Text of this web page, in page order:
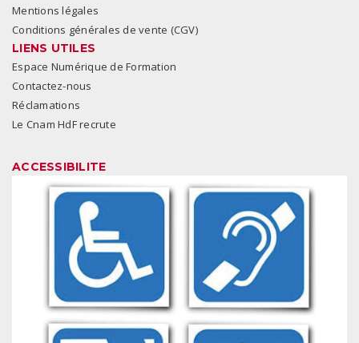
Mentions légales
Conditions générales de vente (CGV)
LIENS UTILES
Espace Numérique de Formation
Contactez-nous
Réclamations
Le Cnam HdF recrute
ACCESSIBILITE